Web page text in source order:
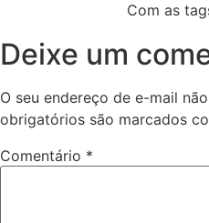
Com as
Deixe um
O seu endereço de e-mail
obrigatórios são marcados
Comentário *